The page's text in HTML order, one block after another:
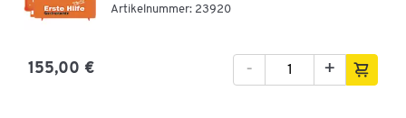
Artikelnummer: 23920
155,00 € +
-